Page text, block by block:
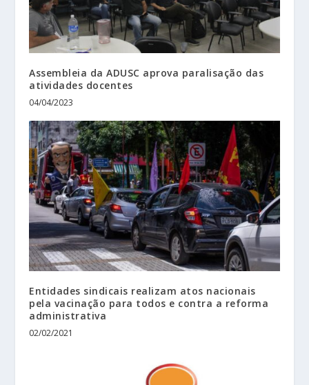
Assembleia da ADUSC aprova paralisação das
atividades docentes
04/04/2023
Entidades sindicais realizam atos nacionais
pela vacinação para todos e contra a reforma
administrativa
02/02/2021